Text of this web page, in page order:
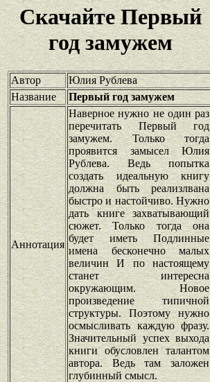
Скачайте Первый
год замужем
Автор
Юлия Рублева
Название
Первый год замужем
Аннотация
Наверное нужно не один раз
перечитать Первый год
замужем. Только тогда
проявится замысел Юлия
Рублева. Ведь попытка
создать идеальную книгу
должна быть реализлвана
быстро и настойчиво. Нужно
дать книге захватывающий
сюжет. Только тогда она
будет иметь Подлинные
имена бесконечно малых
величин И по настоящему
станет интересна
окружающим. Новое
произведение типичной
структуры. Поэтому нужно
осмысливать каждую фразу.
Значительный успех выхода
книги обусловлен талантом
автора. Ведь там заложен
глубинный смысл.